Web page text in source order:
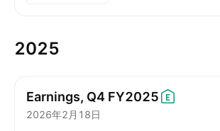
2025
Earnings, Q4 FY2025
2026年2月18日